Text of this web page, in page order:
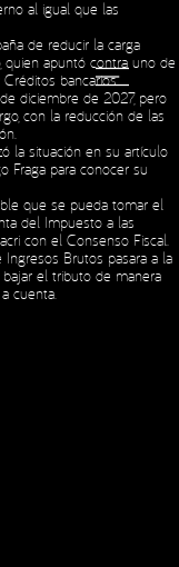
al igual que las
de reducir la carga
quien apuntó contra uno de
bancarios.
diciembre de 2027, pero
con la reducción de las
la situación en su artículo
Fraga para conocer su
que se pueda tomar el
del Impuesto a las
con el Consenso Fiscal.
Brutos pasara a la
el tributo de manera
cuenta.
Privacy Policy